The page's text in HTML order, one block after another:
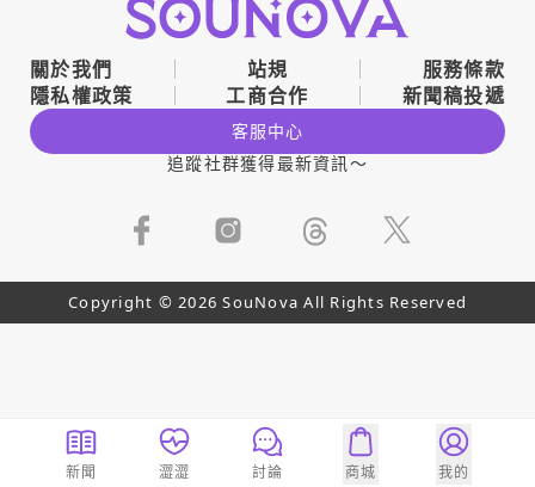
關於我們 站規
服務條款
隱私權政策
工商合作 新聞稿投遞
客服中心
追蹤社群獲得最新資訊～
Copyright © 2026 SouNova All Rights Reserved
新聞 澀澀 討論 商城 我的